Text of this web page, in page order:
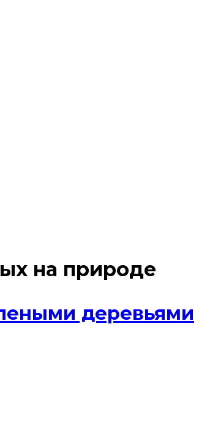
на природе
деревьями